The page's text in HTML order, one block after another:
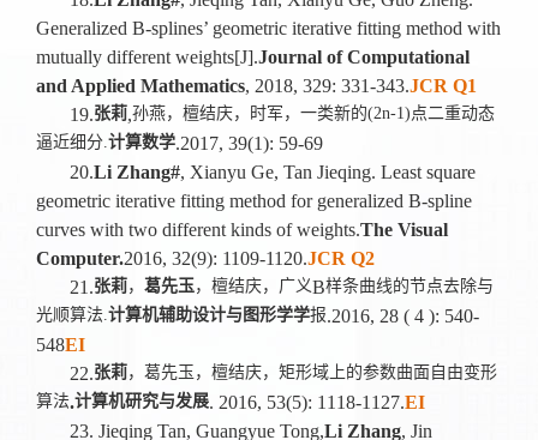
Generalized B-splines’ geometric iterative fitting method with
mutually different weights[J].Journal of Computational
and Applied Mathematics, 2018, 329: 331-343.JCR Q1
19.张莉,孙燕，檀结庆，时军，一类新的(2n-1)点二重动态
逼近细分.计算数学.2017, 39(1): 59-69
20.Li Zhang#, Xianyu Ge, Tan Jieqing. Least square
geometric iterative fitting method for generalized B-spline
curves with two different kinds of weights.The Visual
Computer.2016, 32(9): 1109-1120.JCR Q2
21.张莉， 葛先玉，檀结庆，广义B样条曲线的节点去除与
光顺算法.计算机辅助设计与图形学学报.2016, 28 ( 4 ): 540-
548EI
22.张莉，葛先玉，檀结庆，矩形域上的参数曲面自由变形
算法.计算机研究与发展. 2016, 53(5): 1118-1127.EI
23. Jieqing Tan, Guangyue Tong,Li Zhang, Jin